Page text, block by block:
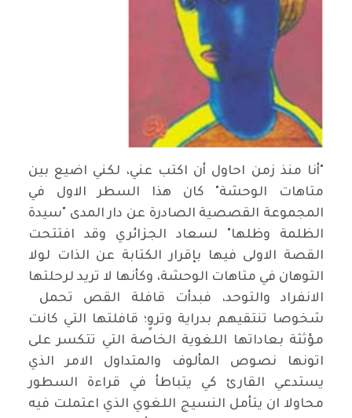
"أنا منذ زمن احاول أن اكتب عني، لكني اضيع بين
متاهات الوحشة" كان هذا السطر الاول في
المجموعة القصصية الصادرة عن دار المدى "سيدة
الظلمة وظلها" لسعاد الجزائري وقد افتتحت
القصة الاولى فيها بإقرار الكتابة عن الذات لولا
التوهان في متاهات الوحشة، وكأنها لا تريد لرحلتها
الانفراد والتوحد، فبدأت قافلة القص تحمل
شخوصا تنتقيهم بدراية وتروٍ؛ قافلتها التي كانت
مؤثثة بعاداتها اللغوية الخاصة التي تتكسر على
اتونها نصوص المألوف والمتداول الامر الذي
يستدعي القارئ كي يتباطأ في قراءة السطور
محاولا ان يتأمل النسيج اللغوي الذي اعتملت فيه